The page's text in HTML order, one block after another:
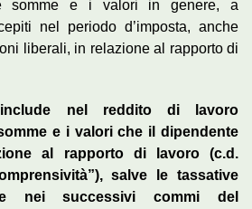
somme e i valori in genere, a
nel periodo d’imposta, anche
liberali, in relazione al rapporto di
include nel reddito di lavoro
e i valori che il dipendente
al rapporto di lavoro (c.d.
salve le tassative
nei successivi commi del